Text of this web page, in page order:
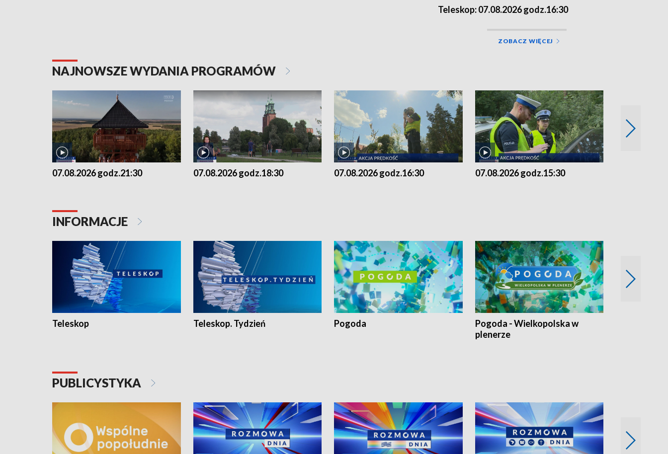
Teleskop: 07.08.2026 godz.16:30
ZOBACZ WIĘCEJ
NAJNOWSZE WYDANIA PROGRAMÓW
07.08.2026 godz.21:30 07.08.2026 godz.18:30 07.08.2026 godz.16:30 07.08.2026 godz.15:30
INFORMACJE
Teleskop Teleskop. Tydzień Pogoda
Pogoda - Wielkopolska w
plenerze
PUBLICYSTYKA